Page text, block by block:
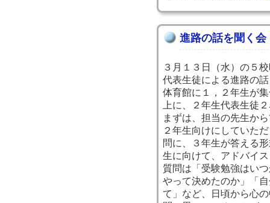
進路の話を聞く会
３月１３日（水）の５
代表生徒による進路の
体育館に１，２年生が
上に、２年生代表生徒
まずは、担当の先生か
２年生向けにしていた
問に、３年生が答える
生に向けて、アドバイ
質問は「受験勉強はい
やって決めたのか」「
て」など、日頃から心